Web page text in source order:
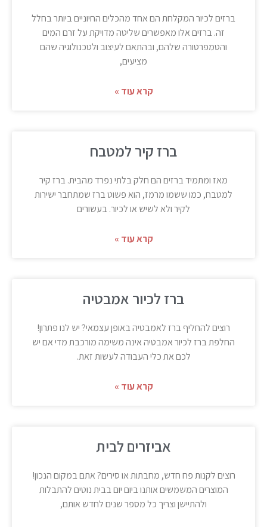
ברזים לכיור המקלחת הם אחד מהכלים החיוניים ביותר בחלל
זה. ברזים אלו מאפשרים שליטה מדויקת על זרם המים
והטמפרטורה שלהם, ובהתאם לעיצוב ולטכנולוגיה שהם
מציעים,
קרא עוד »
ברז קיר למטבח
מאז ומתמיד ברזים הם חלק בלתי נפרד מהבית. ברז קיר
למטבח, כמו ששמו מרמז, הוא פשוט ברז שמתחבר ישירות
לקיר ולא לשיש או לכיור. בעשורים
קרא עוד »
ברז לכיור אמבטיה
רוצים להחליף ברז לאמבטיה באופן עצמאי? יש לנו פתרון!
החלפת ברז לכיור אמבטיה אינה משימה מורכבת מדי אם יש
לכם את כלי העבודה לעשות זאת.
קרא עוד »
אביזרים לבית
רוצים לקנות פח חדש, מחבתות או סירים? אתם במקום הנכון!
המוצרים המשמשים אותנו ביום יום בבית נוטים להתבלות
ולהתיישן וצריך כל מספר שנים לחדש אותם,